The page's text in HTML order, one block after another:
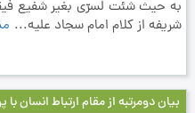
شريفه از كلام امام سجاد عليه...
بیان دومرتبه از مقام ارتباط انسان با